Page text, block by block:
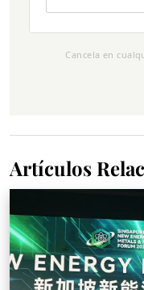
Cancela en
Artículos